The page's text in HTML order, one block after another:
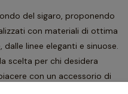
del sigaro, proponendo
con materiali di ottima
linee eleganti e sinuose.
scelta per chi desidera
con un accessorio di